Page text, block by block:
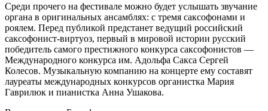
Среди прочего на фестивале можно будет услышать звучание
органа в оригинальных ансамблях: с тремя саксофонами и
роялем. Перед публикой предстанет ведущий российский
саксофонист-виртуоз, первый в мировой истории русский
победитель самого престижного конкурса саксофонистов —
Международного конкурса им. Адольфа Сакса Сергей
Колесов. Музыкальную компанию на концерте ему составят
лауреаты международных конкурсов органистка Мария
Гаврилюк и пианистка Анна Ушакова.